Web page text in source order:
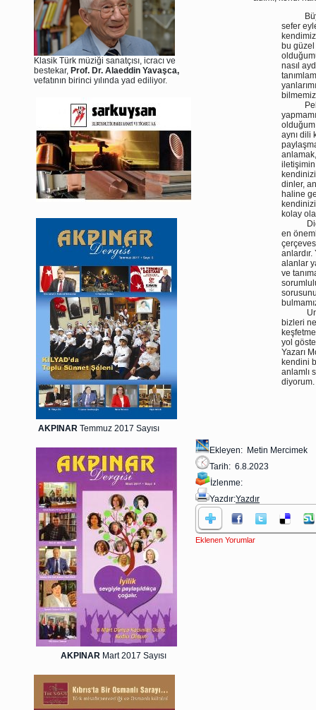
Klasik Türk müziği sanatçısı, icracı ve
bestekar, Prof. Dr. Alaeddin Yavaşca,
vefatının birinci yılında yad ediliyor.
AKPINAR Temmuz 2017 Sayısı
AKPINAR Mart 2017 Sayısı
Büyük
sefer
bu
nasıl
Peki
aynı dili
iletişimin
dinler,
haline
kolay
Diğer
en
alanlar
ve
bizleri
yol
Yazarı
kendini
anlamlı
diyorum.
Ekleyen: Metin Mercimek
Tarih: 6.8.2023
İzlenme:
Yazdır:Yazdır
Eklenen Yorumlar